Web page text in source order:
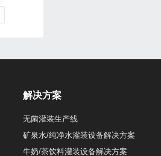
解决方案
无菌灌装生产线
矿泉水/纯净水灌装设备解决方案
牛奶/茶饮料灌装设备解决方案